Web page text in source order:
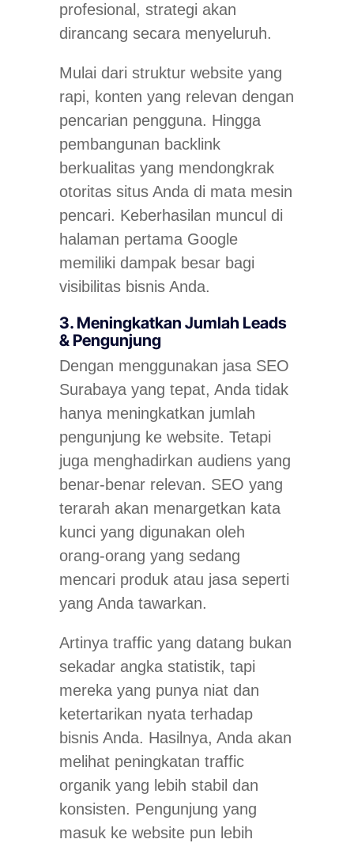
profesional, strategi akan
dirancang secara menyeluruh.
Mulai dari struktur website yang
rapi, konten yang relevan dengan
pencarian pengguna. Hingga
pembangunan backlink
berkualitas yang mendongkrak
otoritas situs Anda di mata mesin
pencari. Keberhasilan muncul di
halaman pertama Google
memiliki dampak besar bagi
visibilitas bisnis Anda.
3. Meningkatkan Jumlah Leads
& Pengunjung
Dengan menggunakan jasa SEO
Surabaya yang tepat, Anda tidak
hanya meningkatkan jumlah
pengunjung ke website. Tetapi
juga menghadirkan audiens yang
benar-benar relevan. SEO yang
terarah akan menargetkan kata
kunci yang digunakan oleh
orang-orang yang sedang
mencari produk atau jasa seperti
yang Anda tawarkan.
Artinya traffic yang datang bukan
sekadar angka statistik, tapi
mereka yang punya niat dan
ketertarikan nyata terhadap
bisnis Anda. Hasilnya, Anda akan
melihat peningkatan traffic
organik yang lebih stabil dan
konsisten. Pengunjung yang
masuk ke website pun lebih